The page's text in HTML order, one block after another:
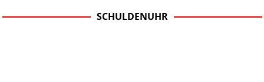
SCHULDENUHR